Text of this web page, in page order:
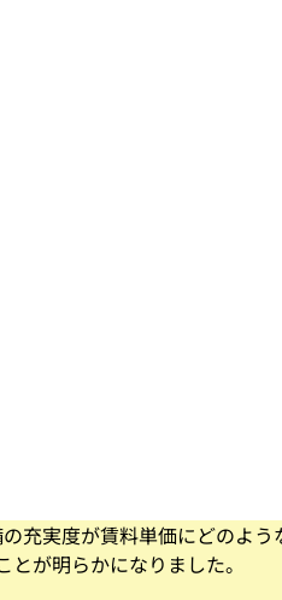
充実度が賃料単価にどのよう
が明らかになりました。